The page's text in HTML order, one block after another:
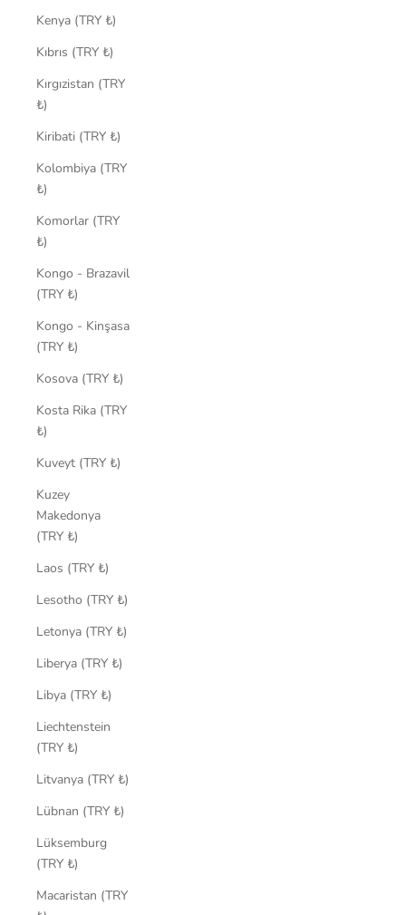
Kenya (TRY ₺)
Kıbrıs (TRY ₺)
Kırgızistan (TRY
₺)
Kiribati (TRY ₺)
Kolombiya (TRY
₺)
Komorlar (TRY
₺)
Kongo - Brazavil
(TRY ₺)
Kongo - Kinşasa
(TRY ₺)
Kosova (TRY ₺)
Kosta Rika (TRY
₺)
Kuveyt (TRY ₺)
Kuzey
Makedonya
(TRY ₺)
Laos (TRY ₺)
Lesotho (TRY ₺)
Letonya (TRY ₺)
Liberya (TRY ₺)
Libya (TRY ₺)
Liechtenstein
(TRY ₺)
Litvanya (TRY ₺)
Lübnan (TRY ₺)
Lüksemburg
(TRY ₺)
Macaristan (TRY